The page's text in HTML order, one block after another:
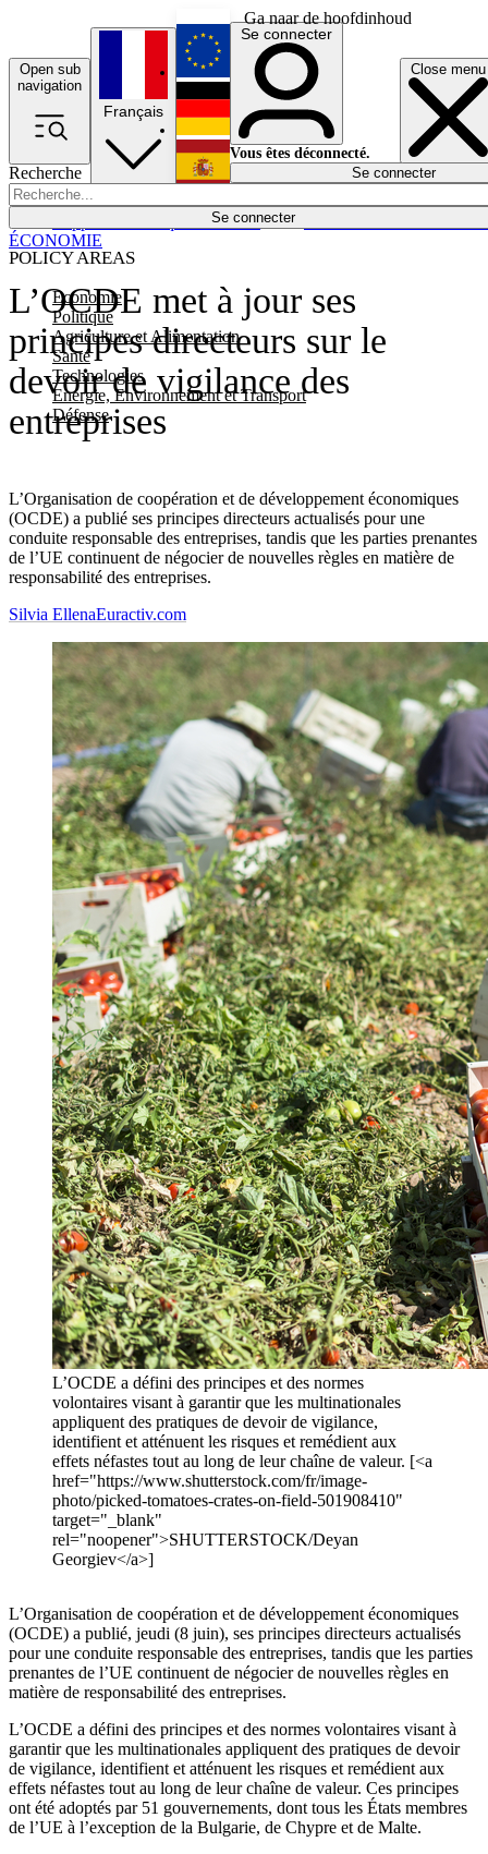
Ga naar de hoofdinhoud
Open sub
navigation
Close menu
Recherche
Se connecter
POLICY AREAS
Economie
Politique
Agriculture et Alimentation
Santé
Technologies
Energie, Environnement et Transport
Défense
Économie
Français
English
Deutsch
Español
Se connecter
Vous êtes déconnecté.
Se connecter
L’OCDE met à jour ses
principes directeurs sur le
devoir de vigilance des
entreprises
L’Organisation de coopération et de développement économiques
(OCDE) a publié ses principes directeurs actualisés pour une
conduite responsable des entreprises, tandis que les parties prenantes
de l’UE continuent de négocier de nouvelles règles en matière de
responsabilité des entreprises.
ÉCONOMIE
Silvia EllenaEuractiv.com
L’OCDE a défini des principes et des normes
volontaires visant à garantir que les multinationales
appliquent des pratiques de devoir de vigilance,
identifient et atténuent les risques et remédient aux
effets néfastes tout au long de leur chaîne de valeur. [<a
href="https://www.shutterstock.com/fr/image-
photo/picked-tomatoes-crates-on-field-501908410"
target="_blank"
rel="noopener">SHUTTERSTOCK/Deyan
Georgiev</a>]
L’Organisation de coopération et de développement économiques
(OCDE) a publié, jeudi (8 juin), ses principes directeurs actualisés
pour une conduite responsable des entreprises, tandis que les parties
prenantes de l’UE continuent de négocier de nouvelles règles en
matière de responsabilité des entreprises.
L’OCDE a défini des principes et des normes volontaires visant à
garantir que les multinationales appliquent des pratiques de devoir
de vigilance, identifient et atténuent les risques et remédient aux
effets néfastes tout au long de leur chaîne de valeur. Ces principes
ont été adoptés par 51 gouvernements, dont tous les États membres
de l’UE à l’exception de la Bulgarie, de Chypre et de Malte.